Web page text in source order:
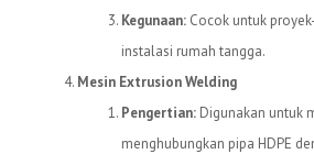
Kegunaan: Cocok untuk
instalasi rumah tangga.
Mesin Extrusion Welding
Pengertian: Digunakan untuk
menghubungkan pipa HDPE